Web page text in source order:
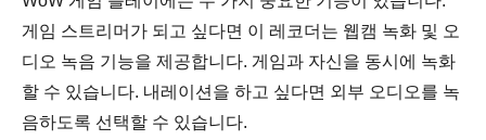
게임 스트리머가 되고 싶다면 이 레코더는 웹캠 녹화 및 오
디오 녹음 기능을 제공합니다. 게임과 자신을 동시에 녹화
할 수 있습니다. 내레이션을 하고 싶다면 외부 오디오를 녹
음하도록 선택할 수 있습니다.